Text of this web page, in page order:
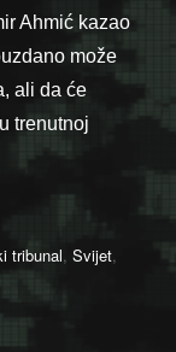
Ahmić kazao
može
ali da će
trenutnoj
tribunal,Svijet,